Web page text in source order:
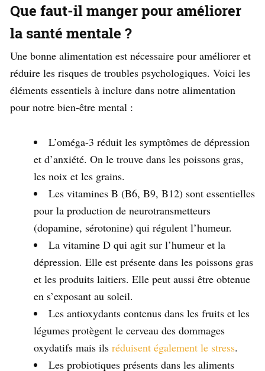
Que faut-il manger pour améliorer
la santé mentale ?
Une bonne alimentation est nécessaire pour améliorer et
réduire les risques de troubles psychologiques. Voici les
éléments essentiels à inclure dans notre alimentation
pour notre bien-être mental :
L’oméga-3 réduit les symptômes de dépression
et d’anxiété. On le trouve dans les poissons gras,
les noix et les grains.
Les vitamines B (B6, B9, B12) sont essentielles
pour la production de neurotransmetteurs
(dopamine, sérotonine) qui régulent l’humeur.
La vitamine D qui agit sur l’humeur et la
dépression. Elle est présente dans les poissons gras
et les produits laitiers. Elle peut aussi être obtenue
en s’exposant au soleil.
Les antioxydants contenus dans les fruits et les
légumes protègent le cerveau des dommages
oxydatifs mais ils réduisent également le stress.
Les probiotiques présents dans les aliments